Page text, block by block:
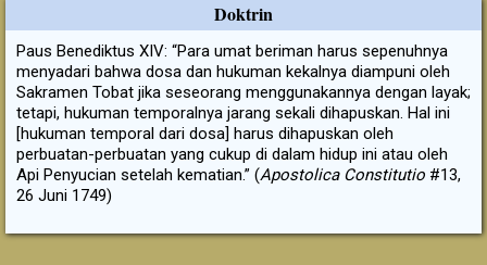
Doktrin
Paus Benediktus XIV: “Para umat beriman harus sepenuhnya
menyadari bahwa dosa dan hukuman kekalnya diampuni oleh
Sakramen Tobat jika seseorang menggunakannya dengan layak;
tetapi, hukuman temporalnya jarang sekali dihapuskan. Hal ini
[hukuman temporal dari dosa] harus dihapuskan oleh
perbuatan-perbuatan yang cukup di dalam hidup ini atau oleh
Api Penyucian setelah kematian.” (Apostolica Constitutio #13,
26 Juni 1749)